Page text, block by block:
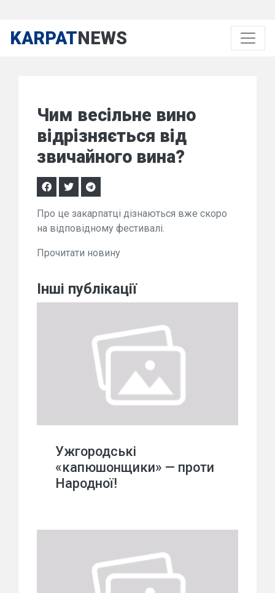
KARPATNEWS
Чим весільне вино
відрізняється від
звичайного вина?
Про це закарпатці дізнаються вже скоро
на відповідному фестивалі.
Прочитати новину
Інші публікації
Ужгородські
«капюшонщики» — проти
Народної!